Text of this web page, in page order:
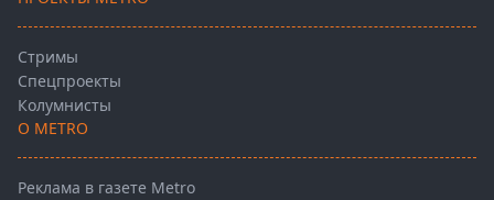
Стримы
Спецпроекты
Колумнисты
О METRO
Реклама в газете Metro